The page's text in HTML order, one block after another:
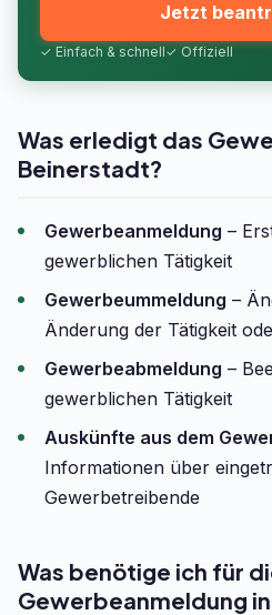
✓ Einfach & schnell✓ Offiziell
Jetzt
Was erledigt das
Beinerstadt?
Gewerbeanmeldung –
gewerblichen Tätigkeit
Gewerbeummeldung –
Änderung der Tätigkeit
Gewerbeabmeldung –
gewerblichen Tätigkeit
Auskünfte aus dem
Informationen über
Gewerbetreibende
Was benötige ich für
Gewerbeanmeldung